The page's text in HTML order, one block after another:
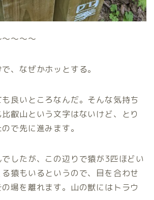
〜〜〜
、なぜかホッとする。
良いところなんだ。そんな気持ち
叡山という文字はないけど、とり
で先に進みます。
したが、この辺りで猿が3匹ほどい
猿もいるというので、目を合わせ
場を離れます。山の獣にはトラウ